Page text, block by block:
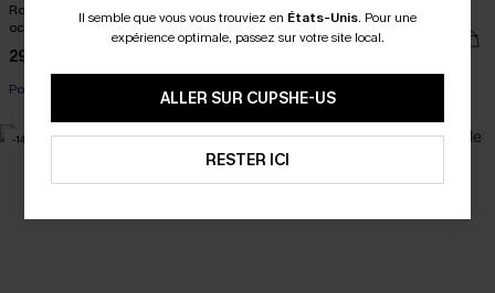
Robe courte fleurie pour toutes les
occasions
29,00 €
Poche
Short fleuri style décontracté
23,00 €29,00 €
Poche
-14%
Il semble que vous vous trouviez en États-Unis. Pour une
expérience optimale, passez sur votre site local.
ALLER SUR CUPSHE-US
RESTER ICI